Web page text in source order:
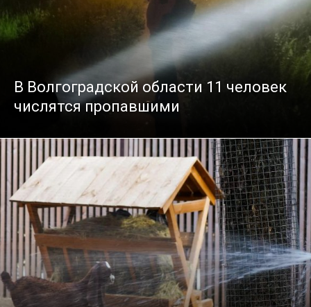
В Волгоградской области 11 человек
числятся пропавшими